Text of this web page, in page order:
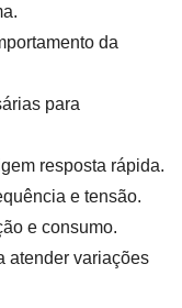
da
para
resposta rápida.
e tensão.
e consumo.
atender variações